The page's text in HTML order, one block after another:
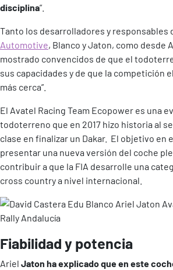
disciplina”.
Tanto los desarrolladores y responsables
Automotive, Blanco y Jaton, como desde
mostrado convencidos de que el
sus capacidades y de que la competición
más cerca”.
El Avatel Racing Team Ecopower es una
todoterreno que en 2017 hizo historia al
clase en finalizar un Dakar. El objetivo en
presentar una nueva versión del coche
contribuir a que la FIA desarrolle una
cross country a nivel internacional.
Fiabilidad y potencia
Ariel Jaton ha explicado que en este